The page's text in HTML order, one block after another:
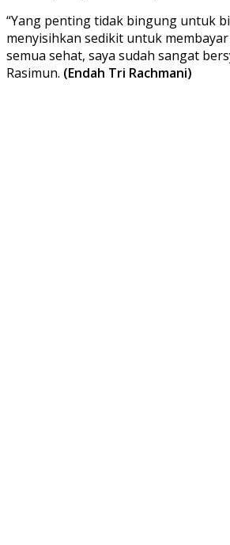
“Yang penting tidak bingung untuk
menyisihkan sedikit untuk
semua sehat, saya sudah sangat
Rasimun. (Endah Tri Rachmani)